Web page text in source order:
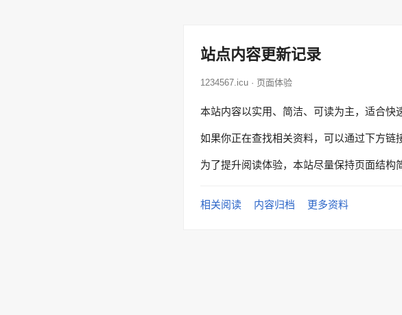
站点内容更新记录
1234567.icu · 页面体验
本站内容以实用、简洁、可读为主，适合快
如果你正在查找相关资料，可以通过下方链
为了提升阅读体验，本站尽量保持页面结构
相关阅读 内容归档 更多资料